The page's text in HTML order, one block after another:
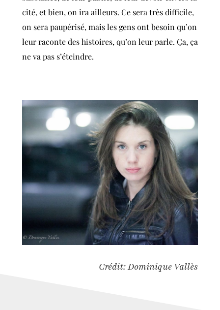
cité, et bien, on ira ailleurs. Ce sera très difficile,
on sera paupérisé, mais les gens ont besoin qu’on
leur raconte des histoires, qu’on leur parle. Ça, ça
ne va pas s’éteindre.
Crédit: Dominique Vallès